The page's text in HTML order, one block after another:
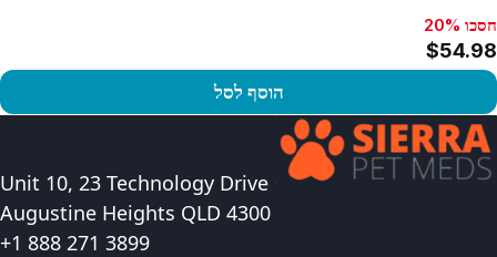
חסכו 20%
$54.98
הוסף לסל
צפו במוצר
Unit 10, 23 Technology Drive
Augustine Heights QLD 4300
+1 888 271 3899